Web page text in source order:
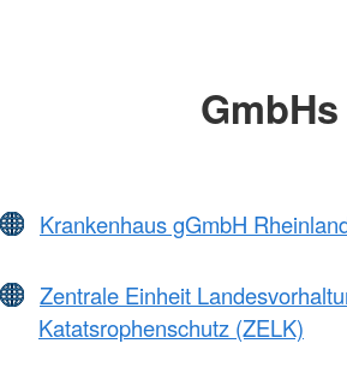
GmbHs
Krankenhaus gGmbH
Zentrale Einheit
Katatsrophenschutz (ZELK)